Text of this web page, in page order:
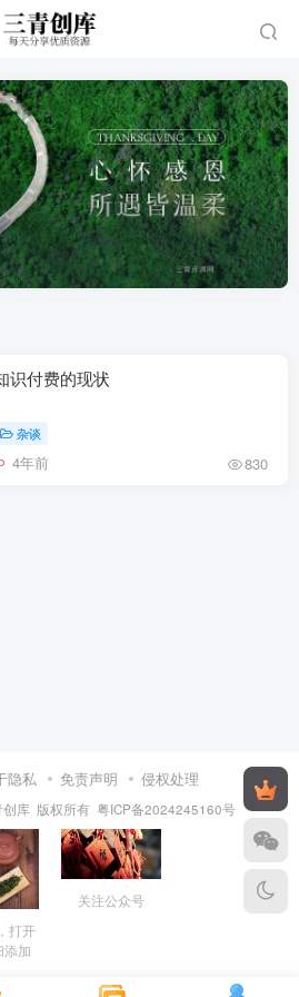
识付费的现状
杂谈
4年前 830
隐私 免责声明 侵权处理
创库 版权所有 粤ICP备2024245160号
打开
添加
关注公众号